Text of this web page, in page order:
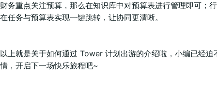
财务重点关注预算，那么在知识库中对预算表进行管理即可；
在任务与预算表实现一键跳转，让协同更清晰。
以上就是关于如何通过 Tower 计划出游的介绍啦，小编已经
情，开启下一场快乐旅程吧~